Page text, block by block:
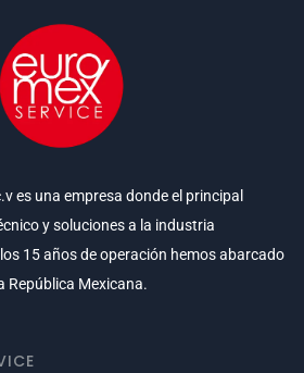
es una empresa donde el principal
y soluciones a la industria
15 años de operación hemos abarcado
República Mexicana.